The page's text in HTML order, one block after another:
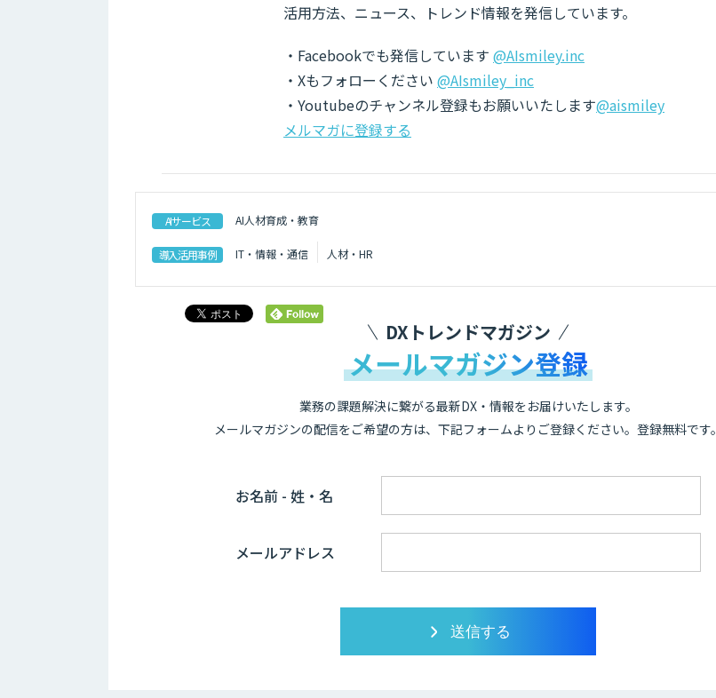
活用方法、ニュース、トレンド情報を発信しています。
・Facebookでも発信しています @AIsmiley.inc
・Xもフォローください @AIsmiley_inc
・Youtubeのチャンネル登録もお願いいたします@aismiley
メルマガに登録する
AIサービス AI人材育成・教育
導入活用事例 IT・情報・通信 人材・HR
DXトレンドマガジン
メールマガジン登録
業務の課題解決に繋がる最新DX・情報をお届けいたします。
メールマガジンの配信をご希望の方は、下記フォームよりご登録ください。登録無料です。
お名前 - 姓・名
メールアドレス